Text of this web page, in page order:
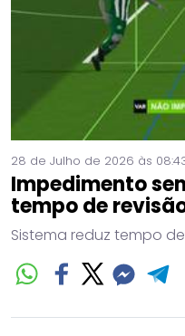
28 de Julho de 2026 às
Impedimento
tempo de
Sistema reduz tempo